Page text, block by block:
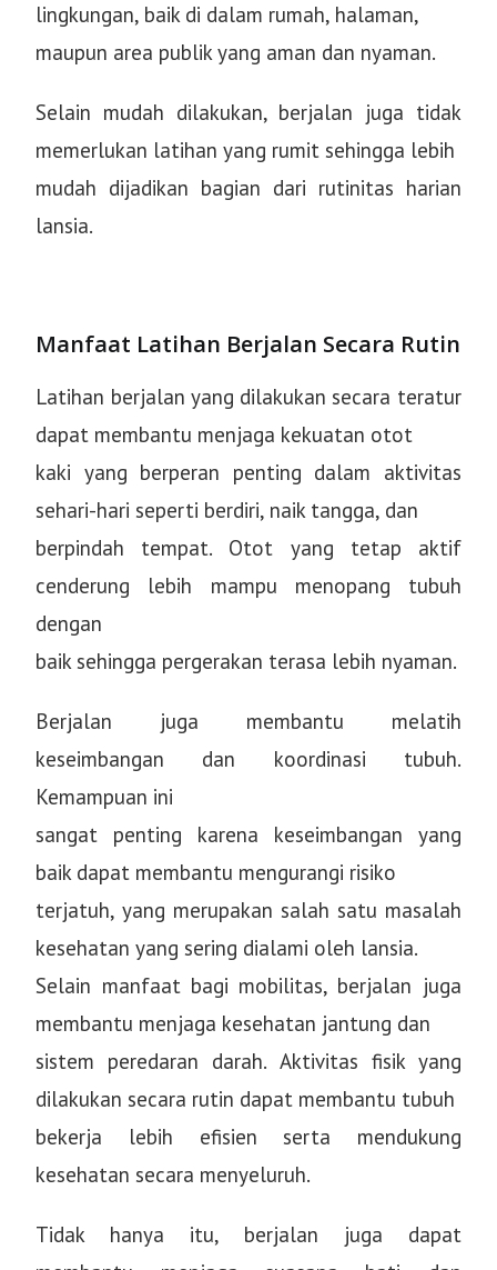
lingkungan, baik di dalam rumah, halaman,
maupun area publik yang aman dan nyaman.
Selain mudah dilakukan, berjalan juga tidak
memerlukan latihan yang rumit sehingga lebih
mudah dijadikan bagian dari rutinitas harian
lansia.
Manfaat Latihan Berjalan Secara Rutin
Latihan berjalan yang dilakukan secara teratur
dapat membantu menjaga kekuatan otot
kaki yang berperan penting dalam aktivitas
sehari-hari seperti berdiri, naik tangga, dan
berpindah tempat. Otot yang tetap aktif
cenderung lebih mampu menopang tubuh
dengan
baik sehingga pergerakan terasa lebih nyaman.
Berjalan juga membantu melatih
keseimbangan dan koordinasi tubuh.
Kemampuan ini
sangat penting karena keseimbangan yang
baik dapat membantu mengurangi risiko
terjatuh, yang merupakan salah satu masalah
kesehatan yang sering dialami oleh lansia.
Selain manfaat bagi mobilitas, berjalan juga
membantu menjaga kesehatan jantung dan
sistem peredaran darah. Aktivitas fisik yang
dilakukan secara rutin dapat membantu tubuh
bekerja lebih efisien serta mendukung
kesehatan secara menyeluruh.
Tidak hanya itu, berjalan juga dapat